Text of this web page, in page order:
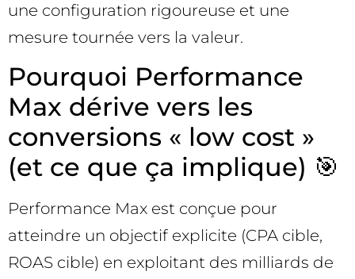
une configuration rigoureuse et une
mesure tournée vers la valeur.
Pourquoi Performance
Max dérive vers les
conversions « low cost »
(et ce que ça implique) 🎯
Performance Max est conçue pour
atteindre un objectif explicite (CPA cible,
ROAS cible) en exploitant des milliards de